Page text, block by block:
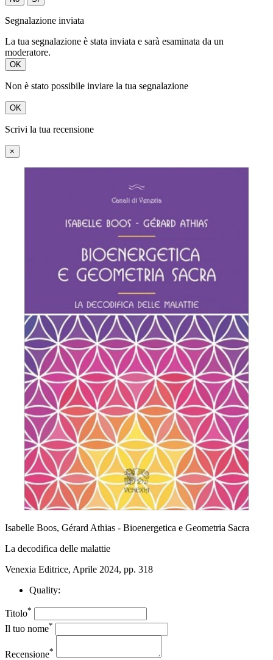
Segnalazione inviata
La tua segnalazione è stata inviata e sarà esaminata da un
moderatore.
OK
Non è stato possibile inviare la tua segnalazione
OK
Scrivi la tua recensione
×
Isabelle Boos, Gérard Athias - Bioenergetica e Geometria Sacra
La decodifica delle malattie
Venexia Editrice, Aprile 2024, pp. 318
Quality:
Titolo*
Il tuo nome*
Recensione*